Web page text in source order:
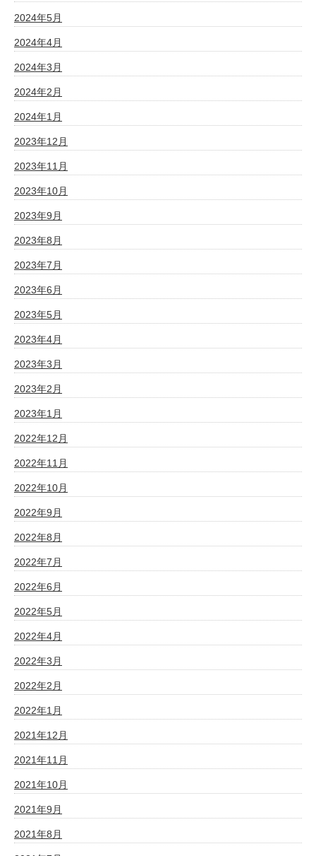
2024年5月
2024年4月
2024年3月
2024年2月
2024年1月
2023年12月
2023年11月
2023年10月
2023年9月
2023年8月
2023年7月
2023年6月
2023年5月
2023年4月
2023年3月
2023年2月
2023年1月
2022年12月
2022年11月
2022年10月
2022年9月
2022年8月
2022年7月
2022年6月
2022年5月
2022年4月
2022年3月
2022年2月
2022年1月
2021年12月
2021年11月
2021年10月
2021年9月
2021年8月